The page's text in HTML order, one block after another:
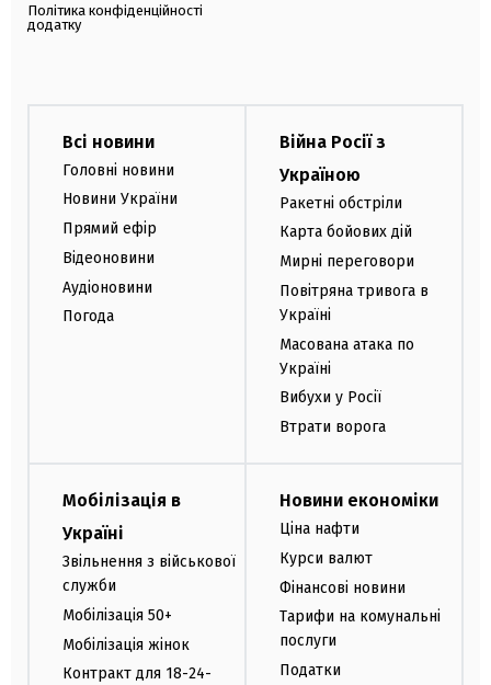
Політика конфіденційності
додатку
Всі новини
Головні новини
Новини України
Прямий ефір
Відеоновини
Аудіоновини
Погода
Війна Росії з
Україною
Ракетні обстріли
Карта бойових дій
Мирні переговори
Повітряна тривога в
Україні
Масована атака по
Україні
Вибухи у Росії
Втрати ворога
Мобілізація в
Україні
Звільнення з військової
служби
Мобілізація 50+
Мобілізація жінок
Контракт для 18-24-
Новини економіки
Ціна нафти
Курси валют
Фінансові новини
Тарифи на комунальні
послуги
Податки